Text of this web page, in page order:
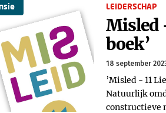
LEIDERSCHAP
Misled
boek’
18 september
’Misled - 11
Natuurlijk
constructieve